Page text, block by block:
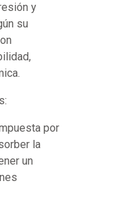
y
su
por
la
un